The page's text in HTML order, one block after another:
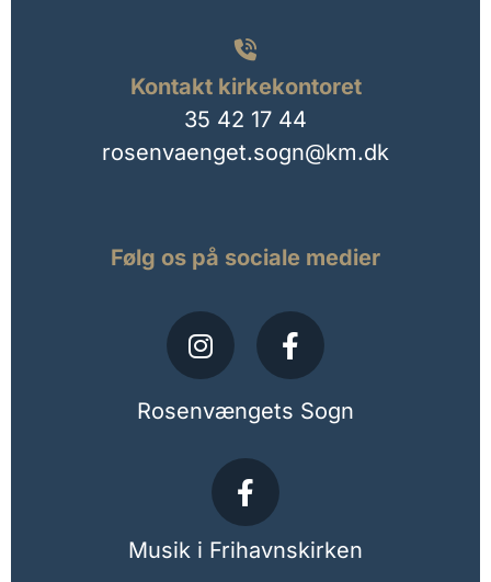

Kontakt kirkekontoret
35 42 17 44
rosenvaenget.sogn@km.dk
Følg os på sociale medier
Rosenvængets Sogn
Musik i Frihavnskirken